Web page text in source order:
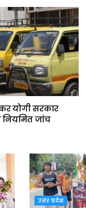
योगी सरकार
नियमित जांच
उत्तर प्रदेश